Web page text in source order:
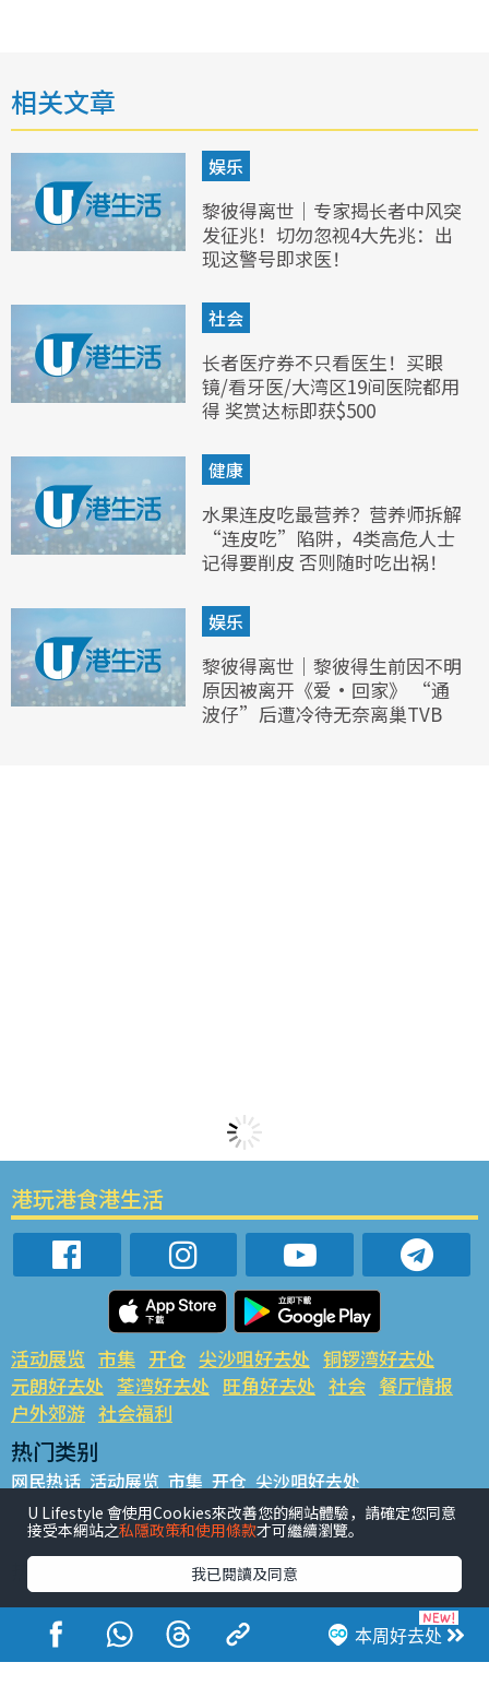
相关文章
娱乐
黎彼得离世｜专家揭长者中风突
发征兆！切勿忽视4大先兆：出
现这警号即求医！
社会
长者医疗券不只看医生！买眼
镜/看牙医/大湾区19间医院都用
得 奖赏达标即获$500
健康
水果连皮吃最营养？营养师拆解
“连皮吃”陷阱，4类高危人士
记得要削皮 否则随时吃出祸！
娱乐
黎彼得离世｜黎彼得生前因不明
原因被离开《爱·回家》 “通
波仔”后遭冷待无奈离巢TVB
本周好去处
港玩港食港生活
活动展览 市集 开仓 尖沙咀好去处 铜锣湾好去处
元朗好去处 荃湾好去处 旺角好去处 社会 餐厅情报
户外郊游 社会福利
热门类别
网民热话 活动展览 市集 开仓 尖沙咀好去处
铜锣湾好去处 元朗好去处 荃湾好去处 旺角好去处 社会
餐厅情报 户外郊游
热门标签
#UGO揾好去处 #人气活动推介 #美食社群热话
#亲子玩乐好去处
#ULifestyle应用程式
#限时抢
#UJetso礼物放送
#ULifestyle商户中心 #著数 #网络热话
U Lifestyle 會使用Cookies來改善您的網站體驗，請確定您同意
接受本網站之私隱政策和使用條款才可繼續瀏覽。
我已閱讀及同意